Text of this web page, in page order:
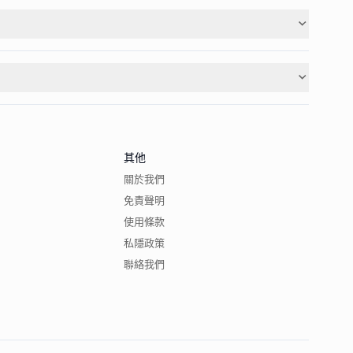
其他
關於我們
免責聲明
使用條款
私隱政策
聯絡我們